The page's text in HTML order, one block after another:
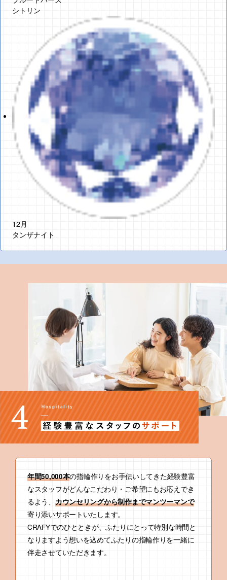
シトリン
12月
タンザナイト
年間50,000本の指輪作りをお手伝いしてきた経験豊富
なスタッフがどんなこだわり・ご希望にもお応えでき
るよう、 カウンセリングから制作までマンツーマンで
寄り添いサポートいたします。
CRAFYでのひとときが、ふたりにとって特別な時間と
なりますよう想いを込めてふたりの指輪作りを一緒に
伴走させていただきます。